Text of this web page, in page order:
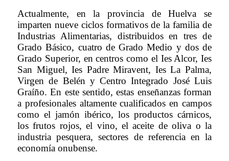
Actualmente, en la provincia de Huelva se
imparten nueve ciclos formativos de la familia de
Industrias Alimentarias, distribuidos en tres de
Grado Básico, cuatro de Grado Medio y dos de
Grado Superior, en centros como el Ies Alcor, Ies
San Miguel, Ies Padre Miravent, Ies La Palma,
Virgen de Belén y Centro Integrado José Luis
Graíño. En este sentido, estas enseñanzas forman
a profesionales altamente cualificados en campos
como el jamón ibérico, los productos cárnicos,
los frutos rojos, el vino, el aceite de oliva o la
industria pesquera, sectores de referencia en la
economía onubense.